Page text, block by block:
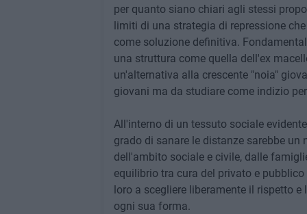
per quanto siano chiari agli stessi
limiti di una strategia di repressione
come soluzione definitiva.
una struttura come quella dell'ex
un'alternativa alla crescente "noia"
giovani ma da studiare come indizio
All'interno di un tessuto sociale
grado di sanare le distanze sarebbe
dell'ambito sociale e civile, dalle
equilibrio tra cura del privato e
loro a scegliere liberamente il rispetto
ogni sua forma.